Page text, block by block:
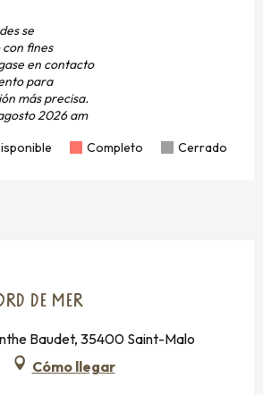
se
fines
en contacto
para
más precisa.
2026 am
Completo Cerrado
DE MER
Baudet, 35400 Saint-Malo
Cómo llegar